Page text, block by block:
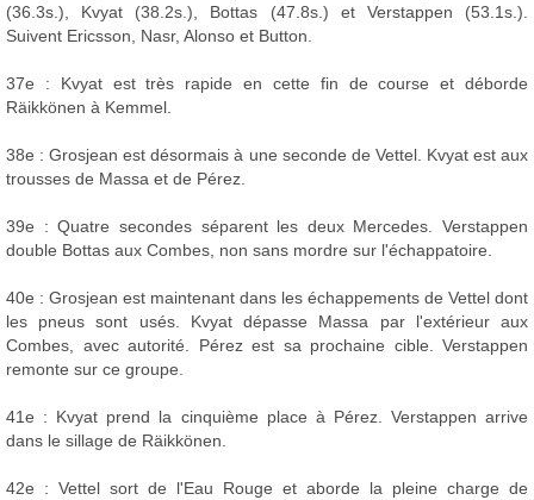
(36.3s.), Kvyat (38.2s.), Bottas (47.8s.) et Verstappen (53.1s.).
Suivent Ericsson, Nasr, Alonso et Button.
37e : Kvyat est très rapide en cette fin de course et déborde
Räikkönen à Kemmel.
38e : Grosjean est désormais à une seconde de Vettel. Kvyat est aux
trousses de Massa et de Pérez.
39e : Quatre secondes séparent les deux Mercedes. Verstappen
double Bottas aux Combes, non sans mordre sur l'échappatoire.
40e : Grosjean est maintenant dans les échappements de Vettel dont
les pneus sont usés. Kvyat dépasse Massa par l'extérieur aux
Combes, avec autorité. Pérez est sa prochaine cible. Verstappen
remonte sur ce groupe.
41e : Kvyat prend la cinquième place à Pérez. Verstappen arrive
dans le sillage de Räikkönen.
42e : Vettel sort de l'Eau Rouge et aborde la pleine charge de